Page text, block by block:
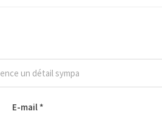
E-mail *